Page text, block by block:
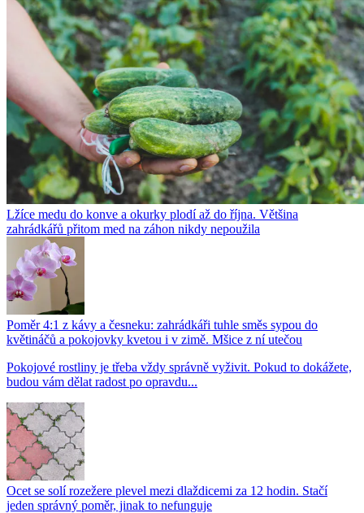
Lžíce medu do konve a okurky plodí až do října. Většina
zahrádkářů přitom med na záhon nikdy nepoužila
Poměr 4:1 z kávy a česneku: zahrádkáři tuhle směs sypou do
květináčů a pokojovky kvetou i v zimě. Mšice z ní utečou
Pokojové rostliny je třeba vždy správně vyživit. Pokud to dokážete,
budou vám dělat radost po opravdu...
Ocet se solí rozežere plevel mezi dlaždicemi za 12 hodin. Stačí
jeden správný poměr, jinak to nefunguje